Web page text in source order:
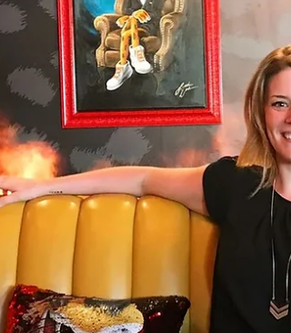
的』；現在則著重於『什麼是可重複且可靠
的』。」 他指出，客戶希望現有的團隊就能
操作這些解決方案，而不是只能依賴專業技
師。 「我們也看到越來越多人對能更流暢融
合實體與虛擬元素的混合式方法（Hybrid
Approaches）感興趣，同時也持續推動製作
中創意與技術端更緊密的整合。」 Davis 表
示，Pixotope 致力於推動虛擬製作的民主
化。這家總部